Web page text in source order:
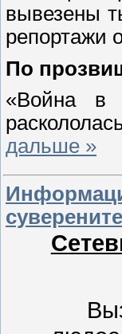
вывезены
репортажи
По
«Война в
дальше »